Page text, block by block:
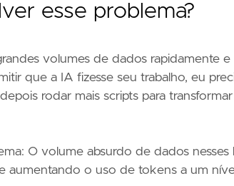
esse problema?
volumes de dados rapidamente e
que a IA fizesse seu trabalho, eu
rodar mais scripts para
O volume absurdo de dados nesses
aumentando o uso de tokens a um